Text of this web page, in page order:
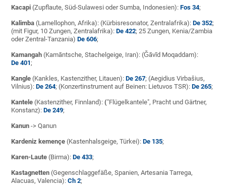
Kacapi (Zupflaute, Süd-Sulawesi oder Sumba, Indonesien):Fos 34;
Kalimba (Lamellophon, Afrika): (Kürbisresonator, Zentralafrika):De 352;
(mit Figur, 10 Zungen, Zentralafrika):De 422; 25 Zungen, Kenia/Zambia
oder Zentral-Tanzania)De 606;
Kamangah (Kamāntsche, Stachelgeige, Iran): (Ǧāvīd Moqaddam):
De 401;
Kangle (Kankles, Kastenzither, Litauen):De 267; (Aegidius Virbašius,
Vilnius):De 264; (Konzertinstrument auf Beinen: Lietuvos TSR):De 265;
Kantele (Kastenzither, Finnland):("Flügelkantele", Pracht und Gärtner,
Konstanz):De 249;
Kanun -> Qanun
Kardeniz kemençe (Kastenhalsgeige, Türkei):De 135;
Karen-Laute (Birma):De 433;
Kastagnetten (Gegenschlaggefäße, Spanien, Artesania Tarrega,
Alacuas, Valencia):Ch 2;